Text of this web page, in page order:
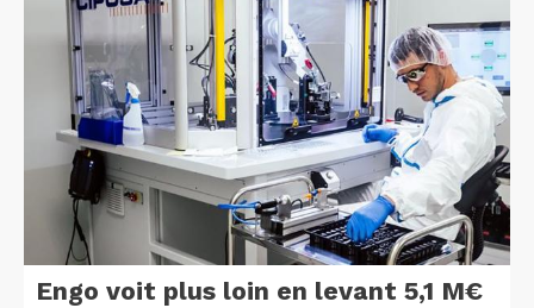
Engo voit plus loin en levant 5,1 M€